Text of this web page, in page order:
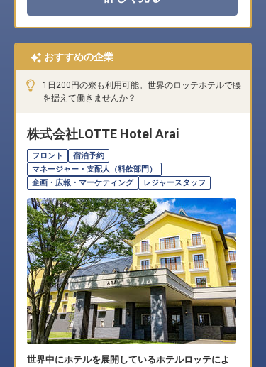
おすすめの企業
1日200円の寮も利用可能。世界のロッテホテルで腰
を据えて働きませんか？
株式会社LOTTE Hotel Arai
フロント
宿泊予約
マネージャー・支配人（料飲部門）
企画・広報・マーケティング
レジャースタッフ
世界中にホテルを展開しているホテルロッテによ